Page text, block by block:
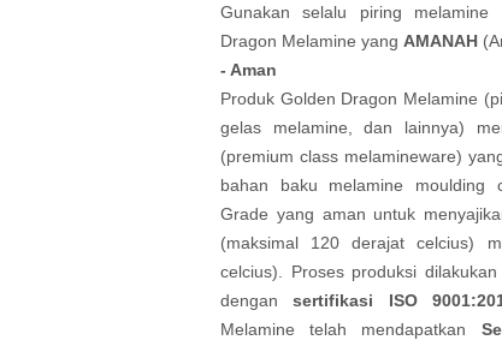
Gunakan selalu piring melamine
Dragon Melamine yang AMANAH
- Aman
Produk Golden Dragon Melamine
gelas melamine, dan lainnya)
(premium class melamineware)
bahan baku melamine moulding
Grade yang aman untuk
(maksimal 120 derajat celcius)
celcius). Proses produksi
dengansertifikasi ISO
Melamine telah mendapatkan